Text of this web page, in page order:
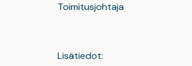
Toimitusjohtaja
Lisätiedot: